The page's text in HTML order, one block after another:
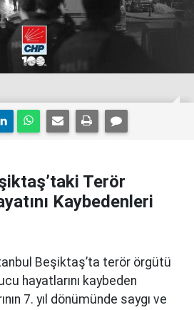
Terör
Kaybedenleri
Beşiktaş’ta terör örgütü
hayatlarını kaybeden
7. yıl dönümünde saygı ve